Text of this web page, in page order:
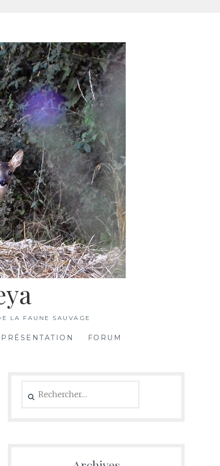
LA FAUNE SAUVAGE
PRÉSENTATION FORUM